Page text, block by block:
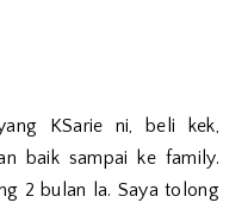
KSarie ni, beli kek,
baik sampai ke family.
2 bulan la. Saya tolong